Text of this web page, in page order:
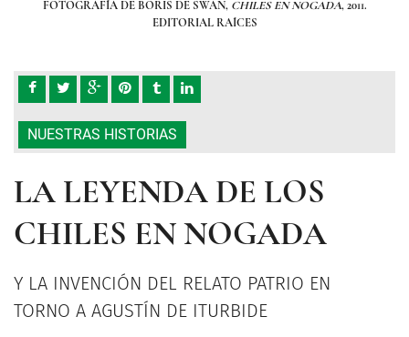
FOTOGRAFÍA DE BORIS DE SWAN, CHILES EN NOGADA, 2011.
EDITORIAL RAÍCES
NUESTRAS HISTORIAS
LA LEYENDA DE LOS
CHILES EN NOGADA
Y LA INVENCIÓN DEL RELATO PATRIO EN
TORNO A AGUSTÍN DE ITURBIDE